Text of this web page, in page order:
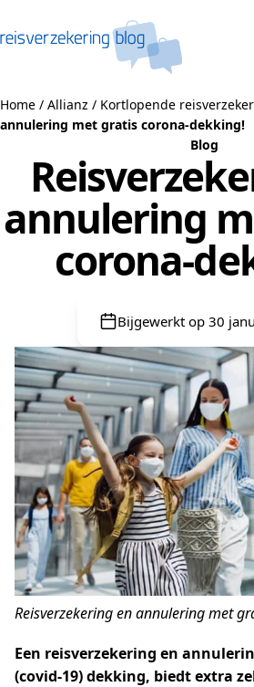
Home / Allianz / Kortlopende
annulering met gratis corona-dekking!
Blog
annulering
corona-
Bijgewerkt op 30
Reisverzekering en annulering met
Een reisverzekering en
(covid-19) dekking, biedt extra